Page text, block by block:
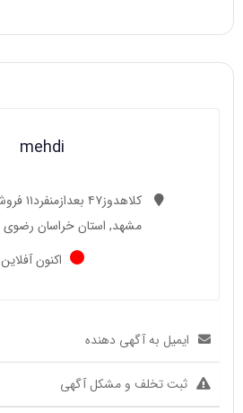
mehdi
کلاهدوز۴۷ بعدازمنفرد۱۱ فروشگاه دولت ابادی
مشهد, استان خراسان رضوی
اکنون آفلاین
ایمیل به آگهی دهنده
ثبت تخلف و مشکل آگهی